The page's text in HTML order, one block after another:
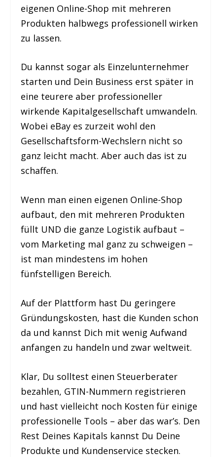
eigenen Online-Shop mit mehreren
Produkten halbwegs professionell wirken
zu lassen.
Du kannst sogar als Einzelunternehmer
starten und Dein Business erst später in
eine teurere aber professioneller
wirkende Kapitalgesellschaft umwandeln.
Wobei eBay es zurzeit wohl den
Gesellschaftsform-Wechslern nicht so
ganz leicht macht. Aber auch das ist zu
schaffen.
Wenn man einen eigenen Online-Shop
aufbaut, den mit mehreren Produkten
füllt UND die ganze Logistik aufbaut –
vom Marketing mal ganz zu schweigen –
ist man mindestens im hohen
fünfstelligen Bereich.
Auf der Plattform hast Du geringere
Gründungskosten, hast die Kunden schon
da und kannst Dich mit wenig Aufwand
anfangen zu handeln und zwar weltweit.
Klar, Du solltest einen Steuerberater
bezahlen, GTIN-Nummern registrieren
und hast vielleicht noch Kosten für einige
professionelle Tools – aber das war’s. Den
Rest Deines Kapitals kannst Du Deine
Produkte und Kundenservice stecken.